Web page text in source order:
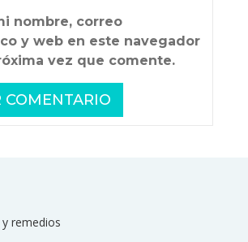
nombre, correo
y web en este navegador
vez que comente.
remedios